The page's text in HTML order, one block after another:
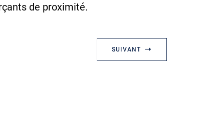
de proximité.
SUIVANT